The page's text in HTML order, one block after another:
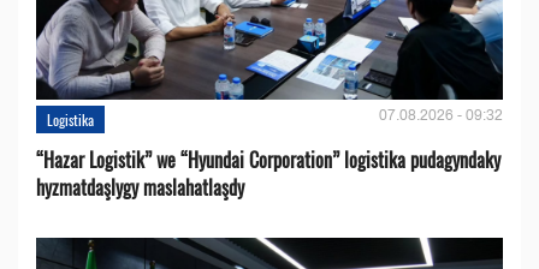
Logistika 07.08.2026 - 09:32
“Hazar Logistik” we “Hyundai Corporation” logistika pudagyndaky
hyzmatdaşlygy maslahatlaşdy